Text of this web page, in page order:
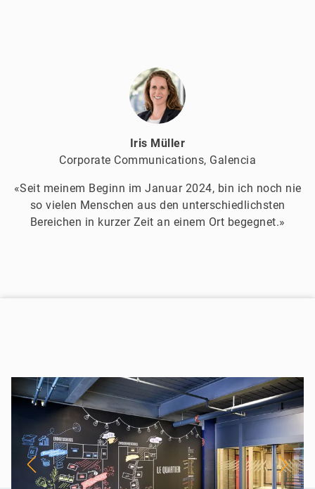
Iris Müller
Corporate Communications, Galencia
«Seit meinem Beginn im Januar 2024, bin ich noch nie
so vielen Menschen aus den unterschiedlichsten
Bereichen in kurzer Zeit an einem Ort begegnet.»